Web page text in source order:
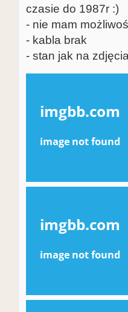
czasie do 1987r :)
- nie mam
- kabla brak
- stan jak na